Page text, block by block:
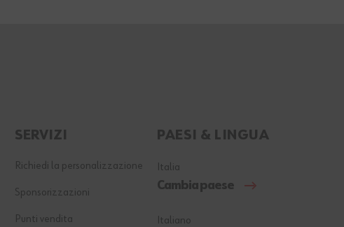
SERVIZI
Richiedi la personalizzazione
Sponsorizzazioni
Punti vendita
PAESI & LINGUA
Italia
Cambia paese
Italiano